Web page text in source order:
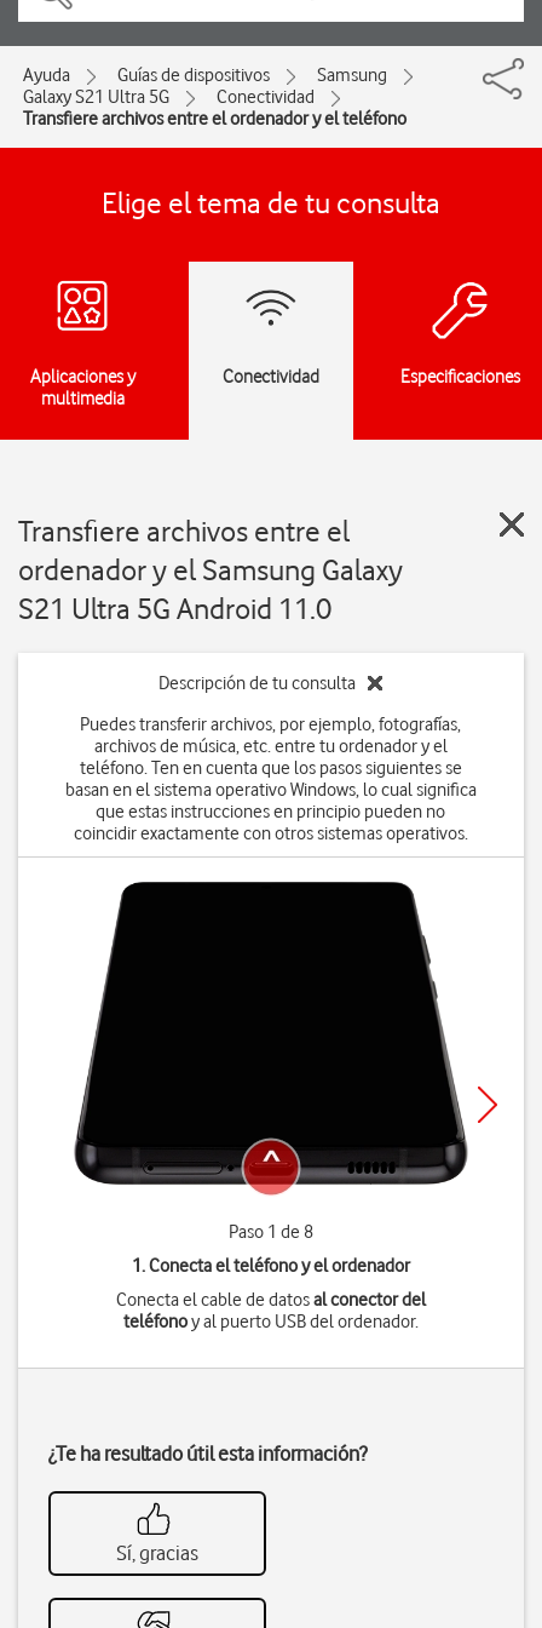
Ayuda Guías de dispositivos
Samsung
Galaxy S21 Ultra 5G
Conectividad
Transfiere archivos entre el ordenador y el teléfono
Elige el tema de tu consulta
Aplicaciones y
multimedia
Conectividad Especificaciones
Transfiere archivos entre el
ordenador y el Samsung Galaxy
S21 Ultra 5G Android 11.0
Descripción de tu consulta
Puedes transferir archivos, por ejemplo, fotografías,
archivos de música, etc. entre tu ordenador y el
teléfono. Ten en cuenta que los pasos siguientes se
basan en el sistema operativo Windows, lo cual significa
que estas instrucciones en principio pueden no
coincidir exactamente con otros sistemas operativos.
Paso 1 de 8
1. Conecta el teléfono y el ordenador
Conecta el cable de datosal conector del
teléfonoy al puerto USB del ordenador.
¿Te ha resultado útil esta información?
Sí, gracias